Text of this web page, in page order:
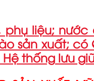
liệu; nước
sản xuất; có
thống lưu